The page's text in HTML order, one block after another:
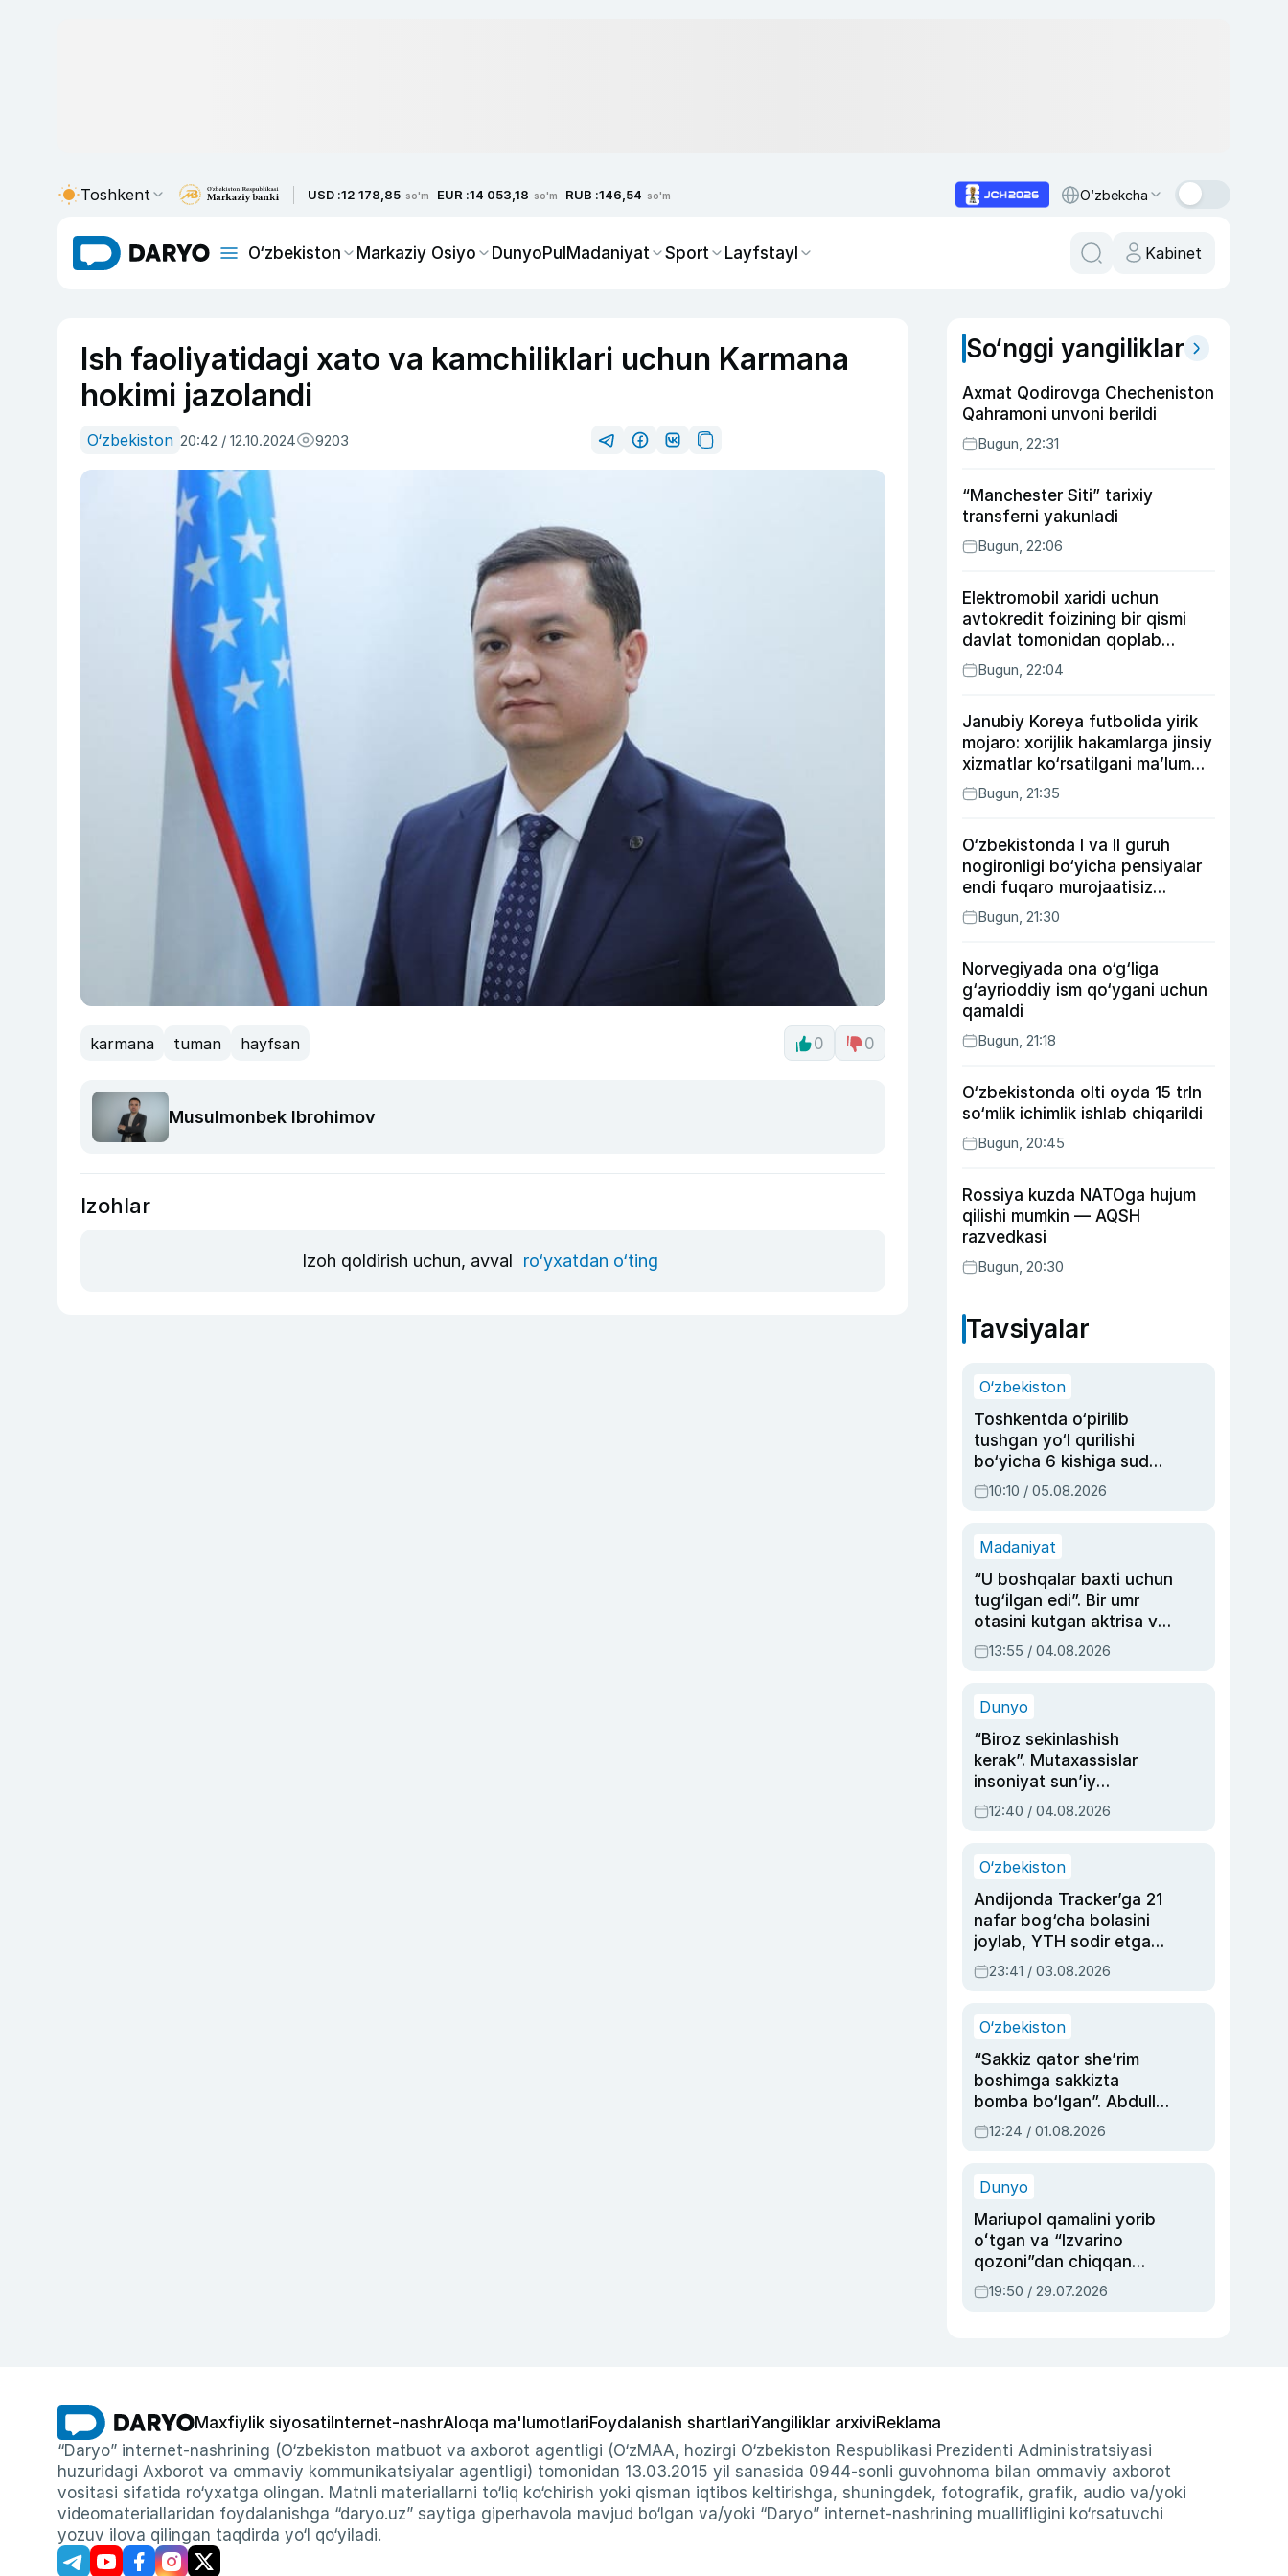
Toshkent USD :12 178,85 so'm EUR :14 053,18 so'm RUB :146,54 so'm O‘zbekcha
O‘zbekiston Markaziy Osiyo DunyoPulMadaniyat Sport Layfstayl Kabinet
Ish faoliyatidagi xato va kamchiliklari uchun Karmana
hokimi jazolandi
O‘zbekiston 20:42 / 12.10.2024 9203
karmana tuman hayfsan 0 0
Musulmonbek Ibrohimov
Izohlar
Izoh qoldirish uchun, avval ro‘yxatdan o‘ting
So‘nggi yangiliklar
Axmat Qodirovga Checheniston
Qahramoni unvoni berildi
Bugun, 22:31
“Manchester Siti” tarixiy
transferni yakunladi
Bugun, 22:06
Elektromobil xaridi uchun
avtokredit foizining bir qismi
davlat tomonidan qoplab
berilishi mumkin
Bugun, 22:04
Janubiy Koreya futbolida yirik
mojaro: xorijlik hakamlarga jinsiy
xizmatlar ko‘rsatilgani ma’lum
qilindi
Bugun, 21:35
O‘zbekistonda I va II guruh
nogironligi bo‘yicha pensiyalar
endi fuqaro murojaatisiz
tayinlanishi mumkin
Bugun, 21:30
Norvegiyada ona o‘g‘liga
g‘ayrioddiy ism qo‘ygani uchun
qamaldi
Bugun, 21:18
O‘zbekistonda olti oyda 15 trln
so‘mlik ichimlik ishlab chiqarildi
Bugun, 20:45
Rossiya kuzda NATOga hujum
qilishi mumkin — AQSH
razvedkasi
Bugun, 20:30
Tavsiyalar
O‘zbekiston
Toshkentda o‘pirilib
tushgan yo‘l qurilishi
bo‘yicha 6 kishiga sud
hukmi o‘qildi
10:10 / 05.08.2026
Madaniyat
“U boshqalar baxti uchun
tug‘ilgan edi”. Bir umr
otasini kutgan aktrisa va
dublyaj ustasi Rimma
Ahmedovaning
13:55 / 04.08.2026
Dunyo
“Biroz sekinlashish
kerak”. Mutaxassislar
insoniyat sun’iy
intellektni boshqara
olmay qolishidan xavotir
12:40 / 04.08.2026
O‘zbekiston
Andijonda Tracker’ga 21
nafar bog‘cha bolasini
joylab, YTH sodir etgan
ayolga sud hukmi o‘qildi
23:41 / 03.08.2026
O‘zbekiston
“Sakkiz qator she’rim
boshimga sakkizta
bomba bo‘lgan”. Abdulla
Oripovni siyosiy
ayblovlardan asrab
12:24 / 01.08.2026
Dunyo
Mariupol qamalini yorib
oʻtgan va “Izvarino
qozoni”dan chiqqan
qahramon — Ukraina
armiyasi bosh
19:50 / 29.07.2026
Maxfiylik siyosati Internet-nashrAloqa ma'lumotlariFoydalanish shartlariYangiliklar arxiviReklama
“Daryo” internet-nashrining (O‘zbekiston matbuot va axborot agentligi (O‘zMAA, hozirgi O‘zbekiston Respublikasi Prezidenti Administratsiyasi
huzuridagi Axborot va ommaviy kommunikatsiyalar agentligi) tomonidan 13.03.2015 yil sanasida 0944-sonli guvohnoma bilan ommaviy axborot
vositasi sifatida ro‘yxatga olingan. Matnli materiallarni to‘liq ko‘chirish yoki qisman iqtibos keltirishga, shuningdek, fotografik, grafik, audio va/yoki
videomateriallaridan foydalanishga “daryo.uz” saytiga giperhavola mavjud bo‘lgan va/yoki “Daryo” internet-nashrining muallifligini ko‘rsatuvchi
yozuv ilova qilingan taqdirda yo‘l qo‘yiladi.